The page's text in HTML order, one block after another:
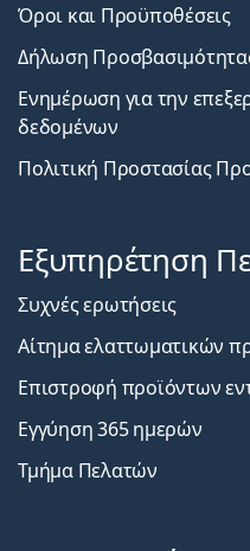
Όροι και Προϋποθέσεις
Δήλωση
Ενημέρωση για την
δεδομένων
Πολιτική Προστασίας
Εξυπηρέτηση
Συχνές ερωτήσεις
Αίτημα ελαττωματικών
Επιστροφή προϊόντων
Εγγύηση 365 ημερών
Τμήμα Πελατών